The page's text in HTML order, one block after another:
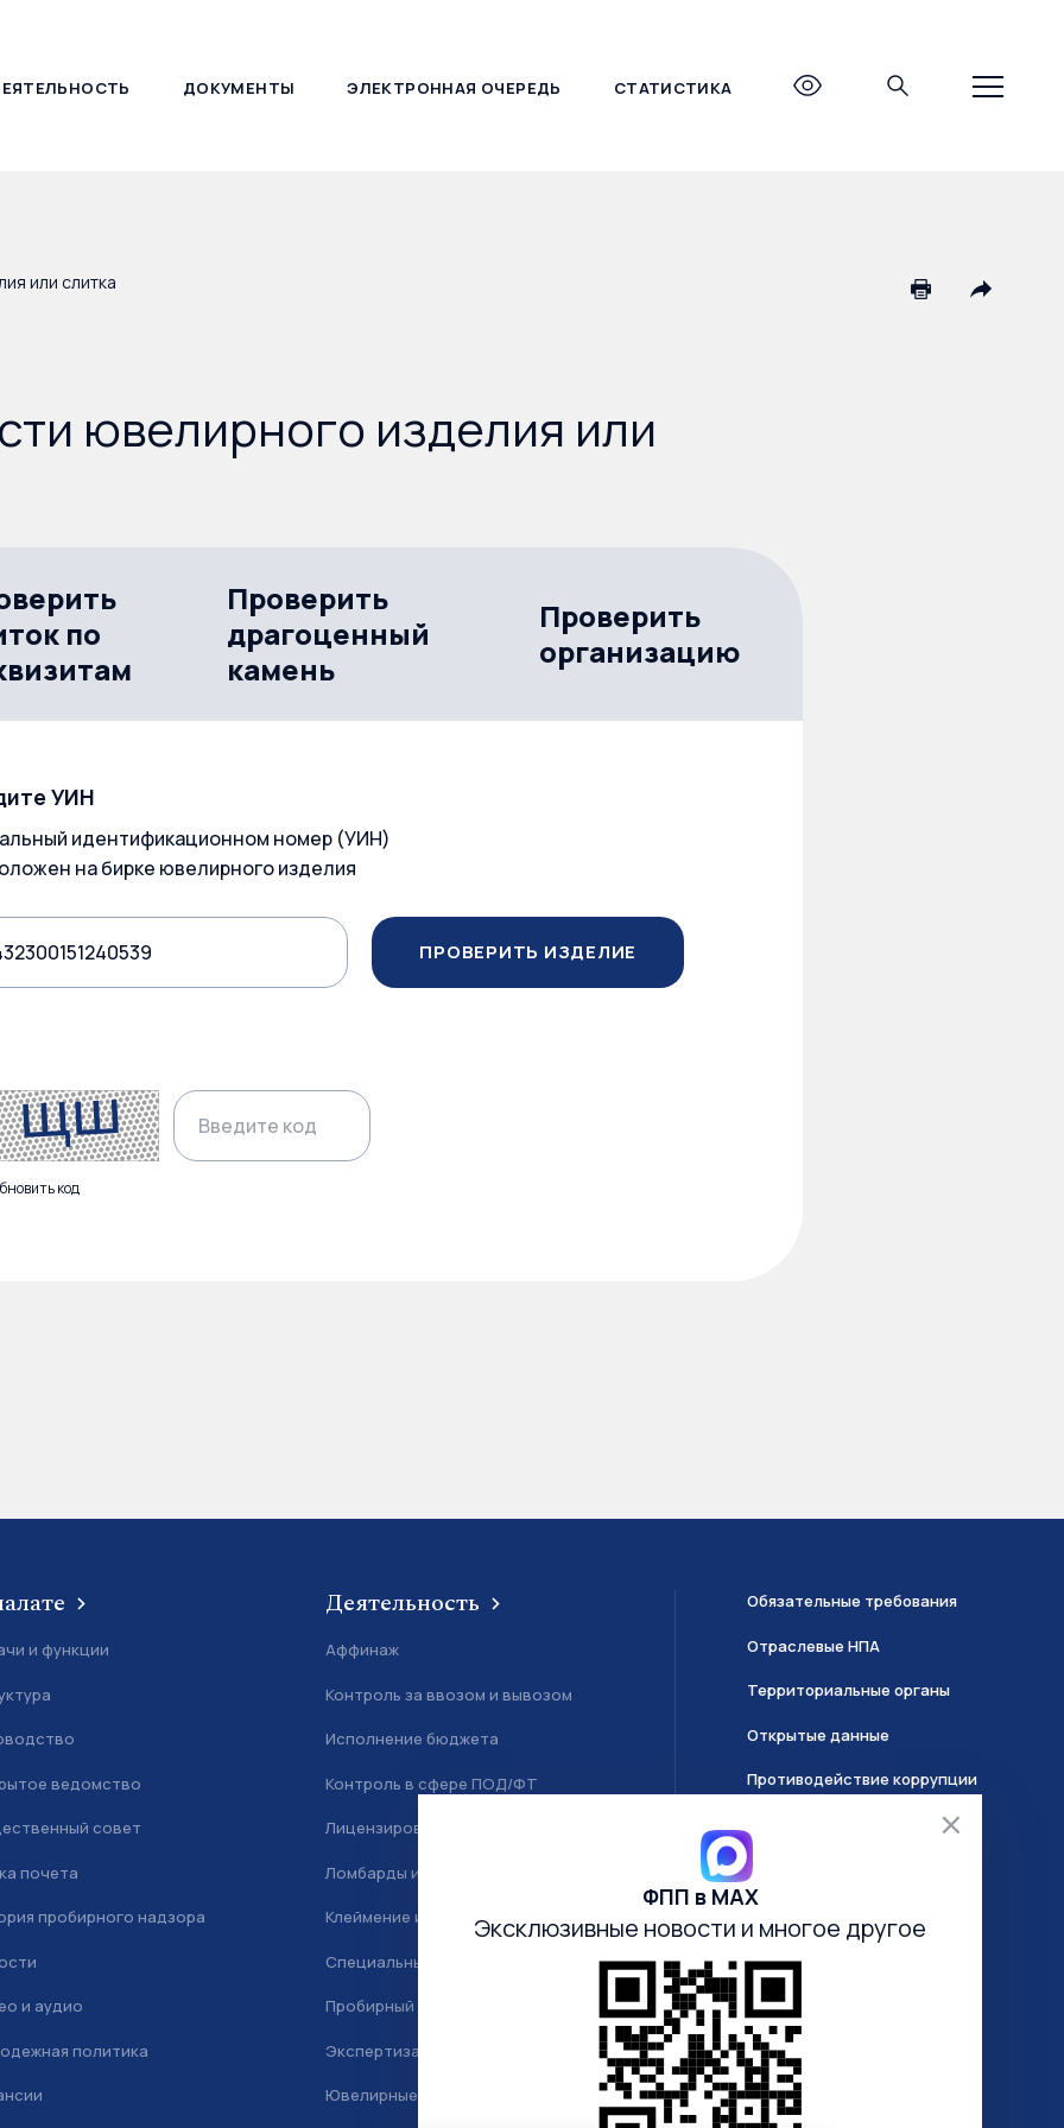
ДОКУМЕНТЫ ЭЛЕКТРОННАЯ ОЧЕРЕДЬ СТАТИСТИКА
+7 (495) 690-27-27
или слитка
ювелирного изделия или
по
Проверить
драгоценный
камень
Проверить
организацию
УИН
идентификационном номер (УИН)
на бирке ювелирного изделия
ПРОВЕРИТЬ ИЗДЕЛИЕ
код
и функции
ведомство
совет
почета
пробирного надзора
и аудио
политика
Деятельность
Аффинаж
Контроль за ввозом и вывозом
Исполнение бюджета
Контроль в сфере ПОД/ФТ
Лицензирование
Ломбарды и скупка
Клеймение и маркировка
Специальный учет
Пробирный надзор
Экспертиза
Ювелирные камни
Обязательные требования
Отраслевые НПА
Территориальные органы
Открытые данные
Противодействие коррупции
О системе ГИИС ДМДК
Анкетирование
Электронная очередь
ФПП в МАХ
Эксклюзивные новости и многое другое